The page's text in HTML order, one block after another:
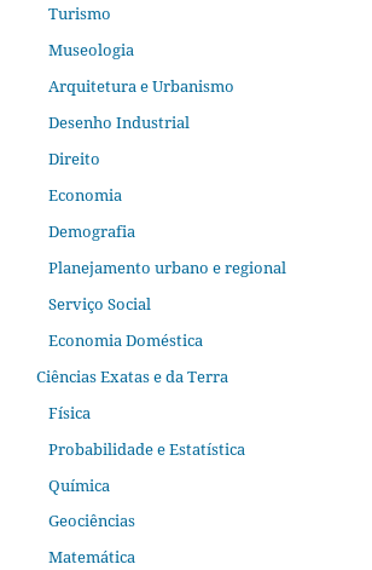
Turismo
Museologia
Arquitetura e Urbanismo
Desenho Industrial
Direito
Economia
Demografia
Planejamento urbano e regional
Serviço Social
Economia Doméstica
Ciências Exatas e da Terra
Física
Probabilidade e Estatística
Química
Geociências
Matemática